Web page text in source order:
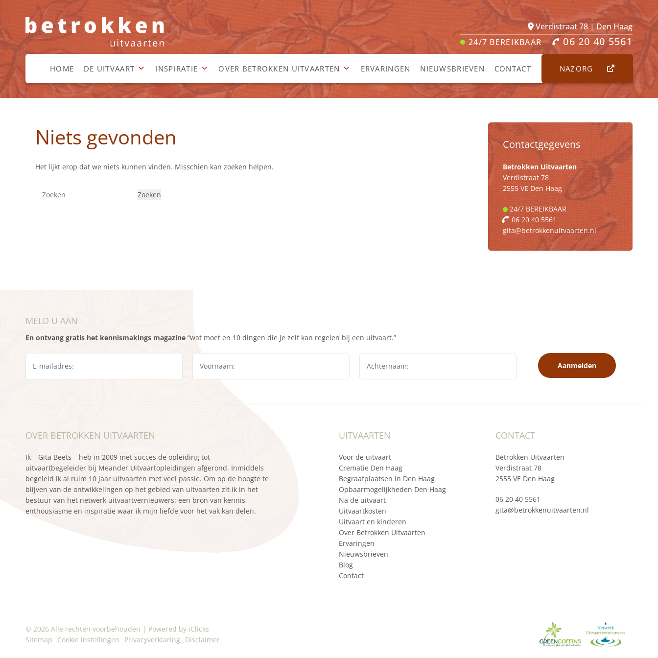
Verdistraat 78 | Den Haag
24/7 BEREIKBAAR 06 20 40 5561
HOME DE UITVAART INSPIRATIE OVER BETROKKEN UITVAARTEN ERVARINGEN NIEUWSBRIEVEN CONTACT NAZORG
Niets gevonden
Het lijkt erop dat we niets kunnen vinden. Misschien kan zoeken helpen.
Contactgegevens
Betrokken Uitvaarten
Verdistraat 78
2555 VE Den Haag
24/7 BEREIKBAAR
06 20 40 5561
gita@betrokkenuitvaarten.nl
MELD U AAN
En ontvang gratis het kennismakings magazine “wat moet en 10 dingen die je zelf kan regelen bij een uitvaart.”
Aanmelden
OVER BETROKKEN UITVAARTEN
Ik – Gita Beets – heb in 2009 met succes de opleiding tot
uitvaartbegeleider bij Meander Uitvaartopleidingen afgerond. Inmiddels
begeleid ik al ruim 10 jaar uitvaarten met veel passie. Om op de hoogte te
blijven van de ontwikkelingen op het gebied van uitvaarten zit ik in het
bestuur van het netwerk uitvaartvernieuwers: een bron van kennis,
enthousiasme en inspiratie waar ik mijn liefde voor het vak kan delen.
UITVAARTEN
Voor de uitvaart
Crematie Den Haag
Begraafplaatsen in Den Haag
Opbaarmogelijkheden Den Haag
Na de uitvaart
Uitvaartkosten
Uitvaart en kinderen
Over Betrokken Uitvaarten
Ervaringen
Nieuwsbrieven
Blog
Contact
CONTACT
Betrokken Uitvaarten
Verdistraat 78
2555 VE Den Haag
06 20 40 5561
gita@betrokkenuitvaarten.nl
© 2026 Alle rechten voorbehouden | Powered by iClicks
Sitemap
Cookie instellingen Privacyverklaring Disclaimer